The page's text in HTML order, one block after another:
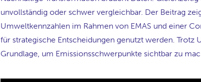
unvollständig oder schwer vergleichbar. Der Beitrag
Umweltkennzahlen im Rahmen von EMAS und einer
für strategische Entscheidungen genutzt werden. Trotz
Grundlage, um Emissionsschwerpunkte sichtbar zu